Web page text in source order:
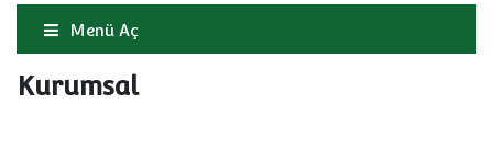
Menü Aç
Kurumsal